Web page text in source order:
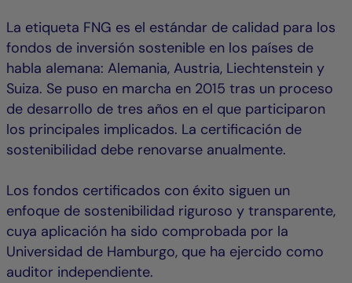
La etiqueta FNG es el estándar de calidad para los
fondos de inversión sostenible en los países de
habla alemana: Alemania, Austria, Liechtenstein y
Suiza. Se puso en marcha en 2015 tras un proceso
de desarrollo de tres años en el que participaron
los principales implicados. La certificación de
sostenibilidad debe renovarse anualmente.
Los fondos certificados con éxito siguen un
enfoque de sostenibilidad riguroso y transparente,
cuya aplicación ha sido comprobada por la
Universidad de Hamburgo, que ha ejercido como
auditor independiente.